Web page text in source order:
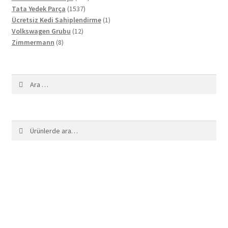
Tata Yedek Parça 15371537
ürün
Ücretsiz Kedi Sahiplendirme 11
Volkswagen Grubu 1212
Zimmermann 88